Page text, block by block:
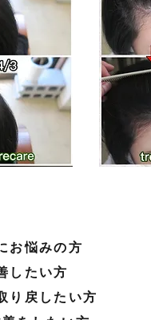
お悩みの方
したい方
り戻したい方